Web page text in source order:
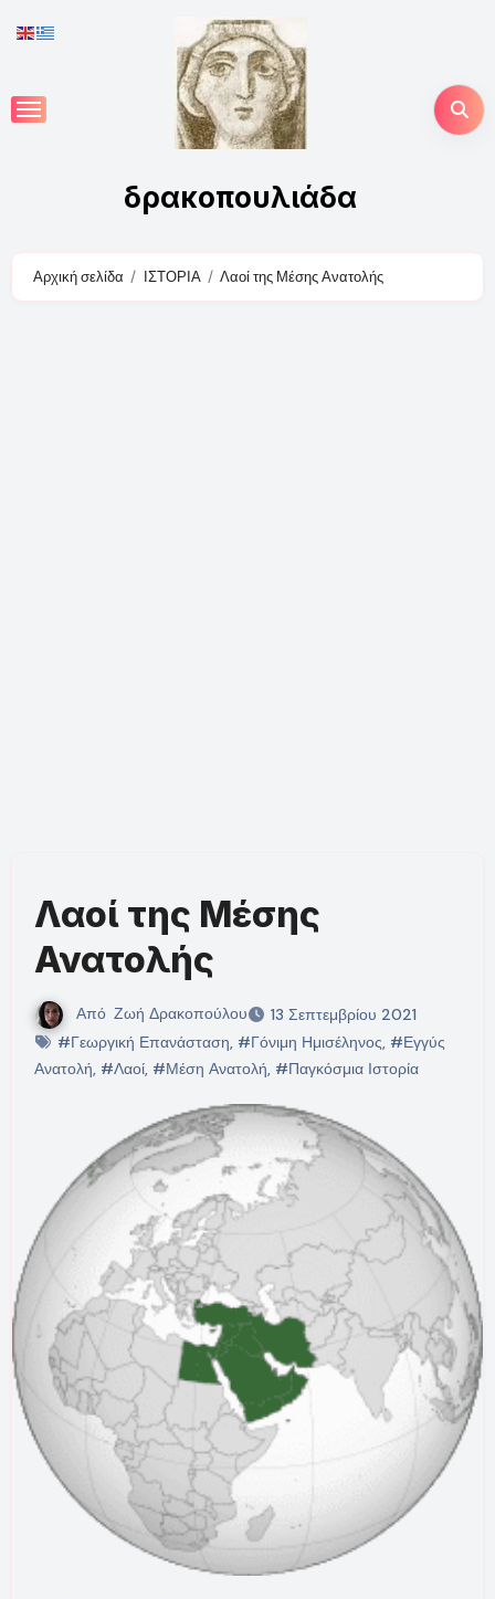
to
δρακοπουλιάδα
Αρχική σελίδα ΙΣΤΟΡΙΑ Λαοί της Μέσης Ανατολής
Λαοί της Μέσης
Ανατολής
Από Ζωή Δρακοπούλου
13 Σεπτεμβρίου 2021
#Γεωργική Επανάσταση, #Γόνιμη Ημισέληνος, #Εγγύς
Ανατολή, #Λαοί, #Μέση Ανατολή, #Παγκόσμια Ιστορία